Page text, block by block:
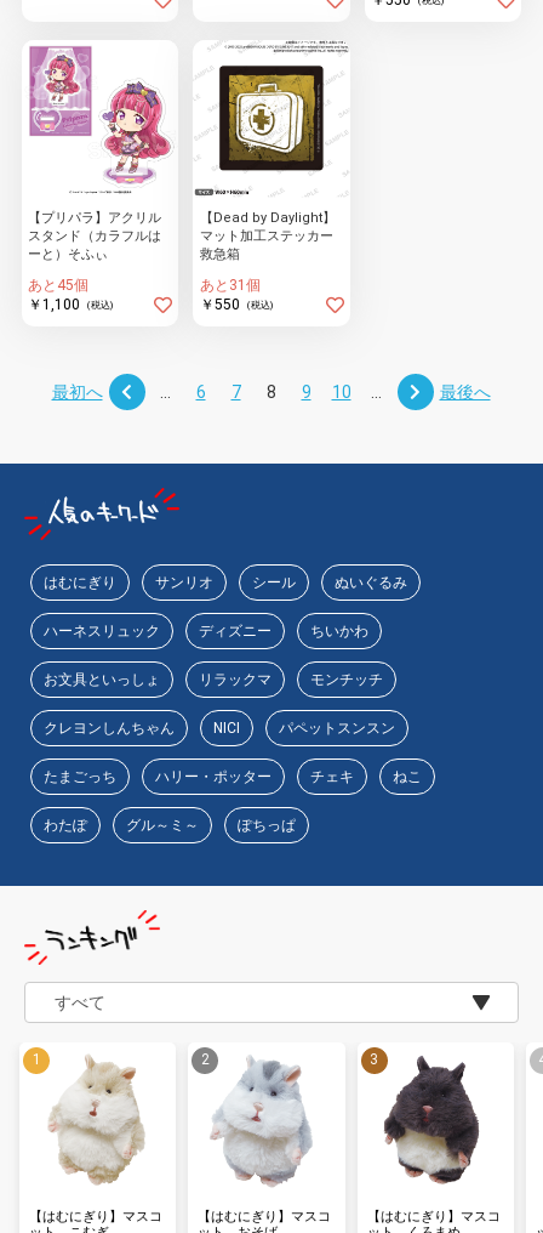
【プリパラ】アクリル
スタンド（カラフルは
ーと）そふぃ
あと45個
￥1,100
(税込)
【Dead by Daylight】
マット加工ステッカー
救急箱
あと31個
￥550
(税込)
最初へ 6 7 8 9 10 最後へ
はむにぎり サンリオ シール ぬいぐるみ
ハーネスリュック ディズニー ちいかわ
お文具といっしょ リラックマ モンチッチ
クレヨンしんちゃん NICI パペットスンスン
たまごっち ハリー・ポッター チェキ ねこ
わたぽ グル～ミ～ ぽちっぱ
【はむにぎり】マスコ
【はむにぎり】マスコ
【はむにぎり】マスコ